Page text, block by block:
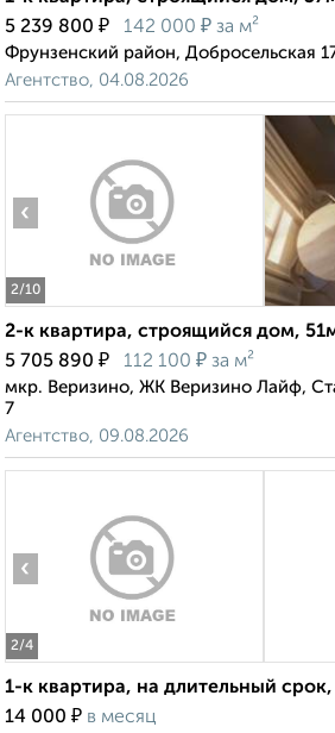
5 239 800 ₽ 142 000 ₽ за м²
Фрунзенский район, Добросельская
Агентство, 04.08.2026
2/10
‹
2-к квартира, строящийся дом,
5 705 890 ₽ 112 100 ₽ за м²
мкр. Веризино, ЖК Веризино Лайф,
7
Агентство, 09.08.2026
2/4
‹
1-к квартира, на длительный
14 000 ₽ в месяц